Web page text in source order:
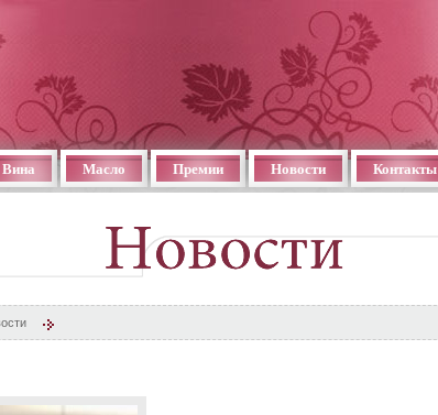
Вина Масло Премии Новости Контакты